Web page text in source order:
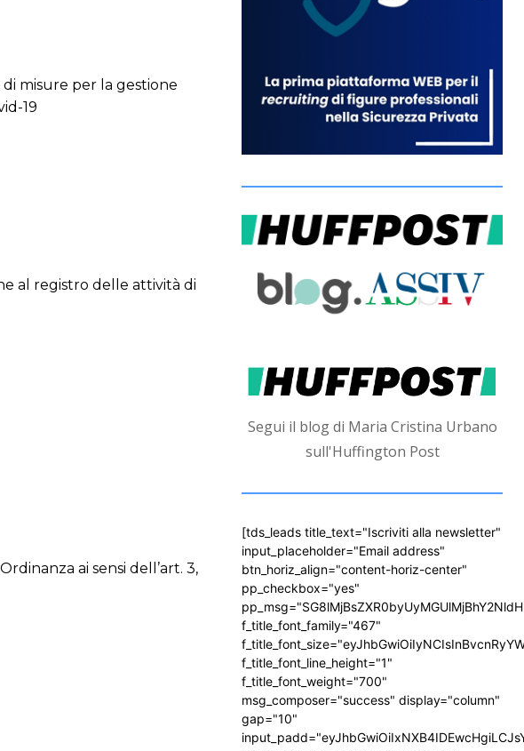
misure per la gestione
19
al registro delle attività di
ai sensi dell’art. 3,
Segui il blog di Maria Cristina Urbano
sull'Huffington Post
[tds_leads title_text="Iscriviti alla newsletter"
input_placeholder="Email address"
btn_horiz_align="content-horiz-center"
pp_checkbox="yes"
f_title_font_family="467"
f_title_font_line_height="1"
f_title_font_weight="700"
msg_composer="success" display="column"
gap="10"